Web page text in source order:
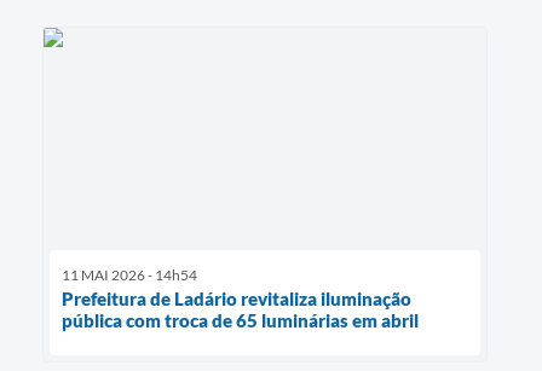
11 MAI 2026 - 14h54
Prefeitura de Ladário revitaliza iluminação
pública com troca de 65 luminárias em abril